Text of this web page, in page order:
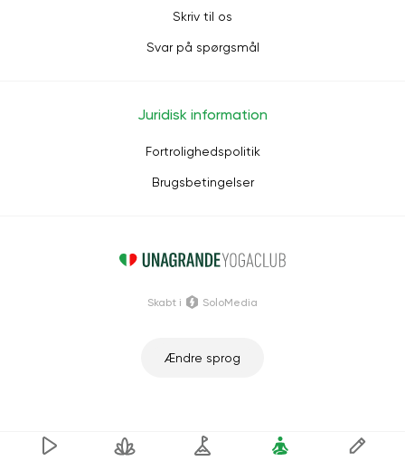
Skriv til os
Svar på spørgsmål
Juridisk information
Fortrolighedspolitik
Brugsbetingelser
Ændre sprog
Skabt i SoloMedia